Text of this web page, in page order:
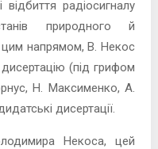
радіосигналу
природного й
напрямом, В. Некос
(під грифом
Н. Максименко, А.
дисертації.
Некоса, цей